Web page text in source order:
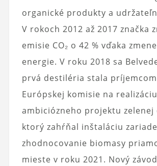
organické produkty a
V rokoch 2012 až 2017 značka
emisie CO₂ o 42 % vďaka
energie. V roku 2018 sa
prvá destiléria stala
Európskej komisie na realizáciu
ambiciózneho projektu zelenej
ktorý zahŕňal inštaláciu
zhodnocovanie biomasy
mieste v roku 2021. Nový